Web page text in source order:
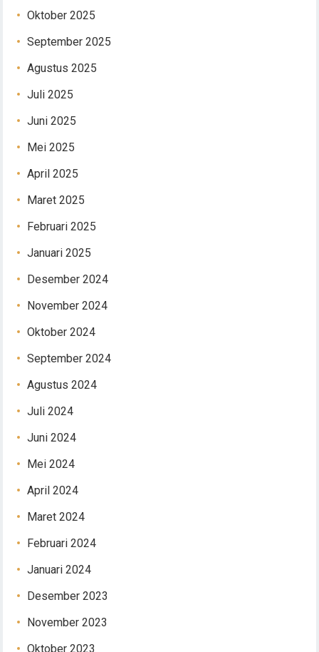
Oktober 2025
September 2025
Agustus 2025
Juli 2025
Juni 2025
Mei 2025
April 2025
Maret 2025
Februari 2025
Januari 2025
Desember 2024
November 2024
Oktober 2024
September 2024
Agustus 2024
Juli 2024
Juni 2024
Mei 2024
April 2024
Maret 2024
Februari 2024
Januari 2024
Desember 2023
November 2023
Oktober 2023